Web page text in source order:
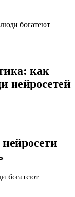
богатеют
как
нейросетей